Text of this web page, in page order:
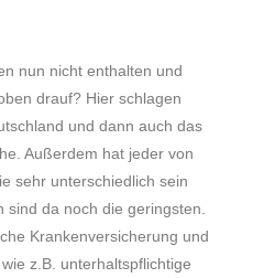
nun nicht enthalten und
drauf? Hier schlagen
und dann auch das
Außerdem hat jeder von
sehr unterschiedlich sein
da noch die geringsten.
Krankenversicherung und
z.B. unterhaltspflichtige